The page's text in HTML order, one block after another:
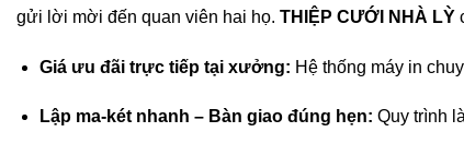
gửi lời mời đến quan viên hai họ. THIỆP CƯỚI NHÀ LỲ
Giá ưu đãi trực tiếp tại xưởng: Hệ thống máy in
Lập ma-két nhanh – Bàn giao đúng hẹn: Quy trình